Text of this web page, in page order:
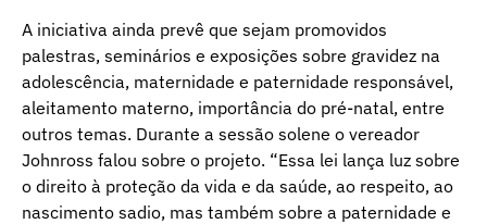
A iniciativa ainda prevê que sejam promovidos
palestras, seminários e exposições sobre gravidez na
adolescência, maternidade e paternidade responsável,
aleitamento materno, importância do pré-natal, entre
outros temas. Durante a sessão solene o vereador
Johnross falou sobre o projeto. “Essa lei lança luz sobre
o direito à proteção da vida e da saúde, ao respeito, ao
nascimento sadio, mas também sobre a paternidade e